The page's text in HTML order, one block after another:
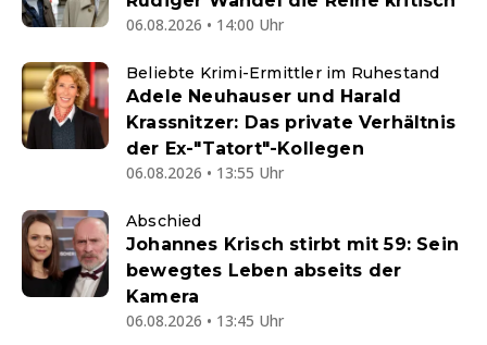
06.08.2026 • 14:00 Uhr
Beliebte Krimi-Ermittler im Ruhestand
Adele Neuhauser und Harald
Krassnitzer: Das private Verhältnis
der Ex-"Tatort"-Kollegen
06.08.2026 • 13:55 Uhr
Abschied
Johannes Krisch stirbt mit 59: Sein
bewegtes Leben abseits der
Kamera
06.08.2026 • 13:45 Uhr